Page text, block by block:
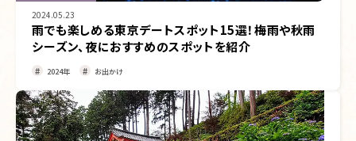
2024.05.23
雨でも楽しめる東京デートスポット15選！梅雨や秋雨
シーズン、夜におすすめのスポットを紹介
2024年 お出かけ